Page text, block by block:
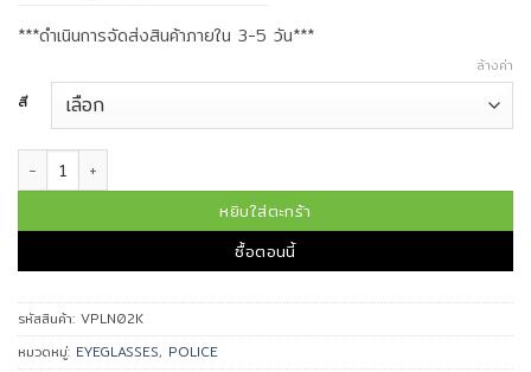
***ดำเนินการจัดส่งสินค้าภายใน 3-5 วัน***
สี
ล้างค่า
จำนวน POLICE กรอบแว่นตา รุ่น VPLN02K EXCLUSIVE FOR KT OPTIC ชิ้น
หยิบใส่ตะกร้า
ซื้อตอนนี้
รหัสสินค้า: VPLN02K
หมวดหมู่: EYEGLASSES, POLICE